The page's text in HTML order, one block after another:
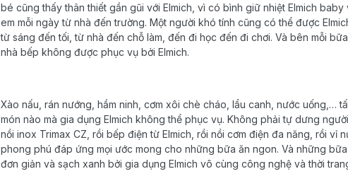
bé cũng thấythânthiết gần gũi với Elmich, vì có bình giữ nhiệt Elmich baby
em mỗi ngày từ nhà đến trường. Một người khó tính cũng có thể được
từ sáng đến tối,từ nhà đến chỗ làm, đến đi học đến đi chơi. Và bên mỗi bữa
nhà bếp không được phục vụ bởi Elmich.
Xào nấu, rán nướng, hầm ninh, cơm xôi chè cháo, lẩu canh, nước uống,…
món nào mà gia dụng Elmich khôngthể phục vụ. Không phải tự dưng người
nồi inox Trimax CZ, rồi bếp điện từ Elmich, rồi nồi cơm điện đa năng, rồi vỉ
phong phú đáp ứng mọi ước mong cho những bữa ăn ngon. Và những bữa
đơn giản và sạch xanh bởi gia dụng Elmich vô cùng công nghệ và thời